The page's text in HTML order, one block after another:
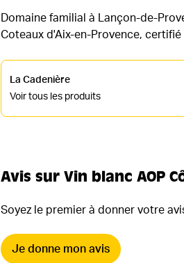
Domaine familial à Lançon-de-
Coteaux d'Aix-en-Provence,
La Cadenière
Voir tous les produits
Avis sur Vin blanc AOP
Soyez le premier à donner votre
Je donne mon avis